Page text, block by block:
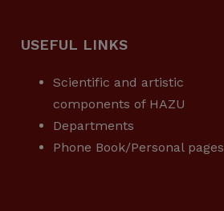
USEFUL LINKS
Scientific and artistic
components of HAZU
Departments
Phone Book/Personal pages